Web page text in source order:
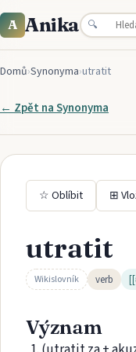
A Anika 🔍
Domů›Synonyma›utratit
← Zpět naSynonyma
☆ Oblíbit ⊞
utratit
Wikislovník verb
Význam